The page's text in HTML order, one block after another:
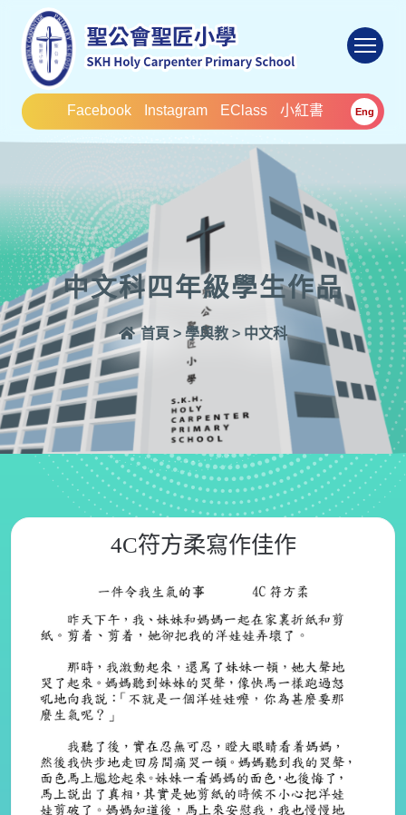
Facebook Instagram EClass 小紅書 Eng
中文科四年級學生作品
首頁 > 學與教 > 中文科
4C符方柔寫作佳作